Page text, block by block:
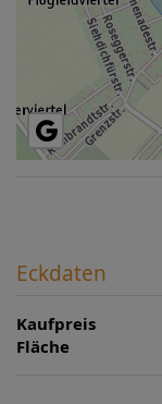
Eckdaten
Kaufpreis
Fläche